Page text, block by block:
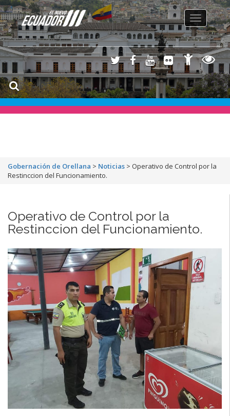
Toggle
navigation
Gobernación de Orellana > Noticias > Operativo de Control por la
Restinccion del Funcionamiento.
Operativo de Control por la
Restinccion del Funcionamiento.